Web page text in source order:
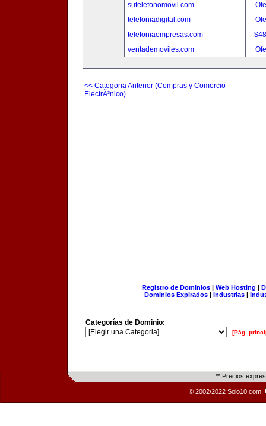
sutelefonomovil.com
telefoniadigital.com
telefoniaempresas.com
ventademoviles.com
<< Categoria Anterior (Compras y Comercio
ElectrÃ³nico)
Registro de Dominios| Web Hosting |
Dominios Expirados | Industrias |
Categorías de Dominio:
[Pág.
** Precios
© 2002/2022 Solo10.com